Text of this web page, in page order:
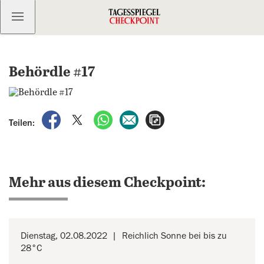
Kostenlos anmelden
Behördle #17
Teilen:
auf Facebook teilen
auf X teilenper WhatsApp teilen
per E-Mail teilen
Mehr aus diesem Checkpoint:
Dienstag, 02.08.2022
Reichlich Sonne bei bis zu
28°C